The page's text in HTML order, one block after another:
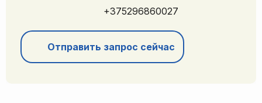
+375296860027
Отправить запрос сейчас